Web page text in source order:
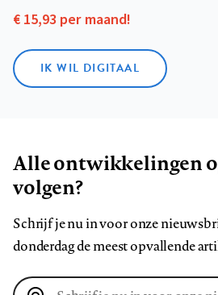
€ 15,93 per maand!
IK WIL DIGITAAL
Alle ontwikkelingen
volgen?
Schrijf je nu in voor onze
donderdag de meest opvallende